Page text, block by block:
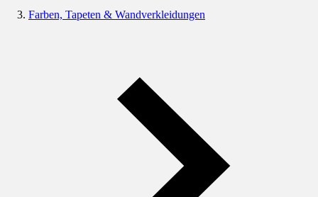
Farben, Tapeten & Wandverkleidungen